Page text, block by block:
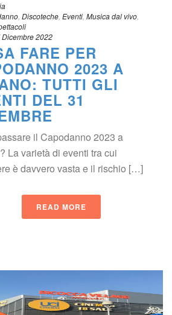
Discoteche Eventi Musica dal vivo
Dicembre 2022
FARE PER
2023 A
TUTTI GLI
DEL 31
il Capodanno 2023 a
La varietà di eventi tra cui
è davvero vasta e il rischio […]
READ MORE